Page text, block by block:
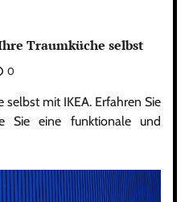
Traumküche selbst
0
selbst mit IKEA. Erfahren Sie
Sie eine funktionale und